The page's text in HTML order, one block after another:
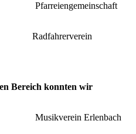
Bereich konnten wir
Erlenbach